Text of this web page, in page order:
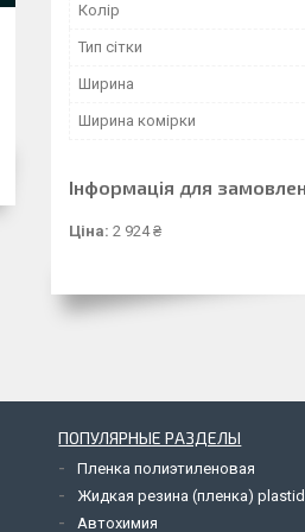
Колір
Тип сітки
Ширина
Ширина комірки
Інформація для
Ціна: 2 924 ₴
ПОПУЛЯРНЫЕ РАЗДЕЛЫ
Пленка полиэтиленовая
Жидкая резина (пленка)
Автохимия